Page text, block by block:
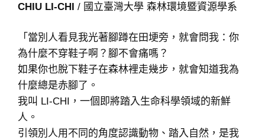
CHIU LI-CHI / 國立臺灣大學 森林環境暨資源學系
「當別人看見我光著腳蹲在田埂旁，就會問我：你
為什麼不穿鞋子啊？腳不會痛嗎？
如果你也脫下鞋子在森林裡走幾步，就會知道我為
什麼總是赤腳了。
我叫 LI-CHI，一個即將踏入生命科學領域的新鮮
人。
引領別人用不同的角度認識動物、踏入自然，是我